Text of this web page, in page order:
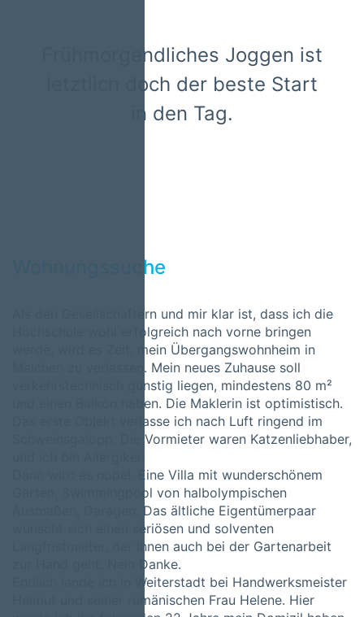
Frühmorgendliches Joggen ist
letztlich doch der beste Start
in den Tag.
Wohnungssuche
Als den Gesellschaftern und mir klar ist, dass ich die
Hochschule wohl erfolgreich nach vorne bringen
werde, wird es Zeit, mein Übergangswohnheim in
Malchen zu verlassen. Mein neues Zuhause soll
verkehrstechnisch günstig liegen, mindestens 80 m²
und einen Balkon haben. Die Maklerin ist optimistisch.
Das erste Objekt verlasse ich nach Luft ringend im
Schweinsgalopp. Die Vormieter waren Katzenliebhaber,
Dann wird es nobel. Eine Villa mit wunderschönem
Garten, Swimmingpool von halbolympischen
Ausmaßen, Garagen. Das ältliche Eigentümerpaar
wünscht sich einen seriösen und solventen
Langfristmieter, der ihnen auch bei der Gartenarbeit
zur Hand geht. Nein Danke.
Endlich lande ich in Weiterstadt bei Handwerksmeister
Helmut und seiner rumänischen Frau Helene. Hier